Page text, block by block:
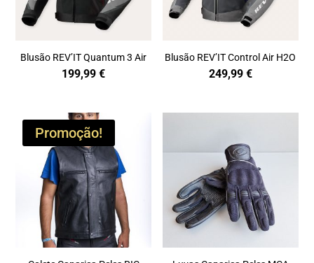
Blusão REV’IT Quantum 3 Air
199,99€
Blusão REV’IT Control Air H2O
249,99 €
Promoção!